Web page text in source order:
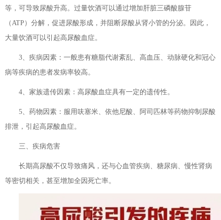
等，可导致尿酸升高。过量饮酒可以通过增加肝脏三磷酸腺苷
（ATP）分解，促进尿酸形成，并阻断尿酸从肾小管的分泌。因此，
大量饮酒可以引起高尿酸血症。
3、疾病因素：一般患有糖脂代谢紊乱、高血压、动脉硬化和冠心
病等疾病的患者发病率较高。
4、家族遗传因素：高尿酸血症具有一定的遗传性。
5、药物因素：服用呋塞米、依他尼酸、阿司匹林等药物抑制尿酸
排泄，引起高尿酸血症。
三、疾病危害
长期高尿酸不仅导致痛风，还与心血管疾病、糖尿病、慢性肾病
等密切相关，甚至增加全因死亡率。